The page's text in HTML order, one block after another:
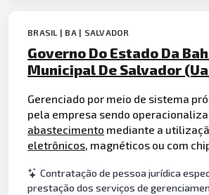
BRASIL | BA | SALVADOR
Governo Do Estado Da
Municipal De Salvador
Gerenciado por meio de sistema
pela empresa sendo
abastecimento mediante a
eletrônicos , magnéticos ou com
Contratação de pessoa jurídica
prestação dos serviços de